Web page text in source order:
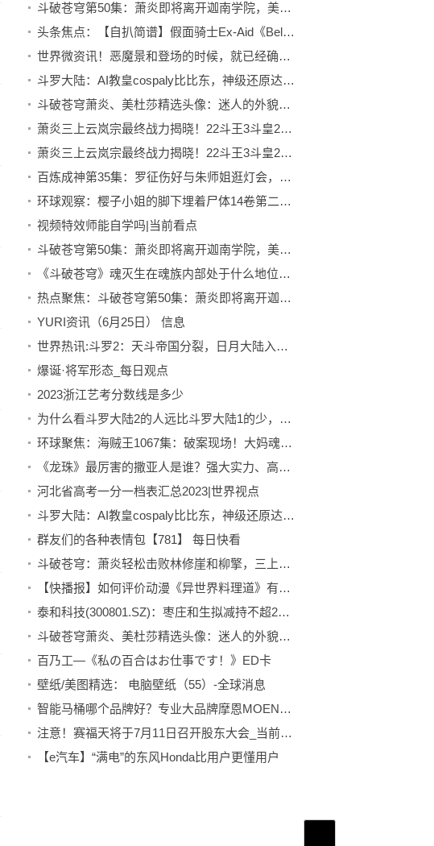
斗破苍穹第50集：萧炎即将离开迦南学院，美杜莎女王回到加玛帝国
头条焦点：【自扒简谱】假面骑士Ex-Aid《Believer》（外传三部曲Genm x Lazer外传ed）
世界微资讯！恶魔景和登场的时候，就已经确定武神之剑形态，果然伏笔早已埋下
斗罗大陆：AI教皇cospaly比比东，神级还原达到，千寻疾的快乐
斗破苍穹萧炎、美杜莎精选头像：迷人的外貌和强大的战斗能力
萧炎三上云岚宗最终战力揭晓！22斗王3斗皇2斗宗，动画组强加战力
萧炎三上云岚宗最终战力揭晓！22斗王3斗皇2斗宗，动画组强加战力
百炼成神第35集：罗征伤好与朱师姐逛灯会，妖族半夜进攻白帝城
环球观察：樱子小姐的脚下埋着尸体14卷第二章： 夜啼神猫头鹰为恶梦而歌11
视频特效师能自学吗|当前看点
斗破苍穹第50集：萧炎即将离开迦南学院，美杜莎女王回到加玛帝国_观天下
《斗破苍穹》魂灭生在魂族内部处于什么地位?魂族的守护者和领袖
热点聚焦：斗破苍穹第50集：萧炎即将离开迦南学院，美杜莎女王回到加玛帝国
YURI资讯（6月25日） 信息
世界热讯:斗罗2：天斗帝国分裂，日月大陆入侵，导演被迫修改千仞雪的结局
爆诞·将军形态_每日观点
2023浙江艺考分数线是多少
为什么看斗罗大陆2的人远比斗罗大陆1的少，只因为有这两个原因 全球快资讯
环球聚焦：海贼王1067集：破案现场！大妈魂器三千里很像修女，罗打穿岩浆洞
《龙珠》最厉害的撒亚人是谁？强大实力、高超战斗技巧和坚定意志 最资讯
河北省高考一分一档表汇总2023|世界视点
斗罗大陆：AI教皇cospaly比比东，神级还原达到，千寻疾的快乐
群友们的各种表情包【781】 每日快看
斗破苍穹：萧炎轻松击败林修崖和柳擎，三上云岚宗要来临了
【快播报】如何评价动漫《异世界料理道》有趣的剧情，丰富的食物，冒险盛宴
泰和科技(300801.SZ)：枣庄和生拟减持不超232.2万股
斗破苍穹萧炎、美杜莎精选头像：迷人的外貌和强大的战斗能力 热门
百乃工—《私の百合はお仕事です！》ED卡
壁纸/美图精选： 电脑壁纸（55）-全球消息
智能马桶哪个品牌好？专业大品牌摩恩MOEN带来品质之选
注意！赛福天将于7月11日召开股东大会_当前聚焦
【e汽车】“满电”的东风Honda比用户更懂用户